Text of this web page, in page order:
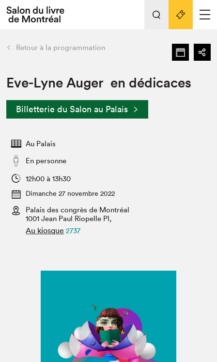
Espace exposant⋅e⋅s
Espace enseignant·e·s
Espace médias
L'événement
Préparer sa visite au Salon
Actualités
SLM PRO
retour Nos activités
Préparer sa visite
Salon dans la ville et en ligne
Projets partenaires
Liens pratiques
Retour à la programmation
Eve-Lyne Auger en dédicaces
Billetterie du Salon au Palais
Au Palais
En personne
12h00 à 13h30
Dimanche 27 novembre 2022
Palais des congrès de Montréal
1001 Jean Paul Riopelle Pl,
Au kiosque 2737